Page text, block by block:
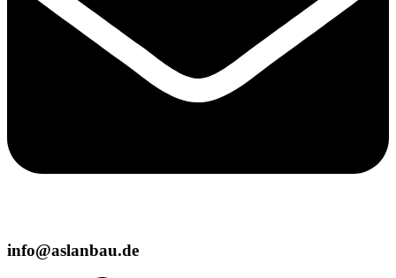
info@aslanbau.de